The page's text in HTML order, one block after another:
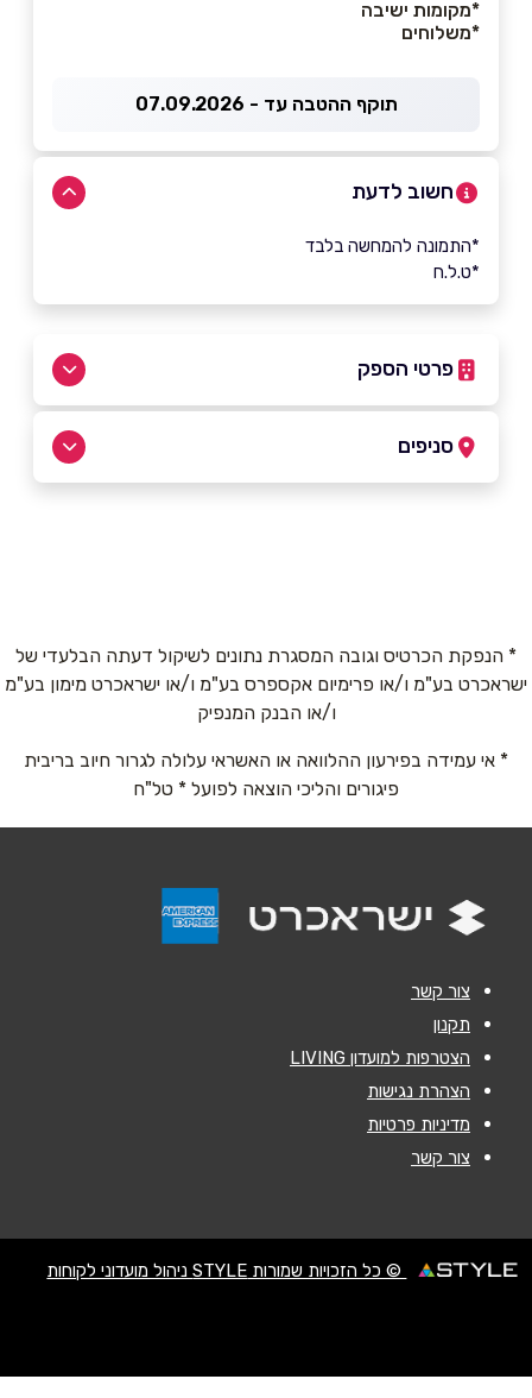
*מקומות ישיבה
*משלוחים
תוקף ההטבה עד - 07.09.2026
חשוב לדעת
*התמונה להמחשה בלבד
*ט.ל.ח
פרטי הספק
אנא חזרו אלי בקשר ל...
שליחה
סניפים
* הנפקת הכרטיס וגובה המסגרת נתונים לשיקול דעתה הבלעדי של
ישראכרט בע"מ ו/או פרימיום אקספרס בע"מ ו/או ישראכרט מימון בע"מ
ו/או הבנק המנפיק
* אי עמידה בפירעון ההלוואה או האשראי עלולה לגרור חיוב בריבית
פיגורים והליכי הוצאה לפועל * טל"ח
צור קשר
תקנון
הצטרפות למועדון LIVING
הצהרת נגישות
מדיניות פרטיות
צור קשר
© כל הזכויות שמורות STYLE ניהול מועדוני לקוחות